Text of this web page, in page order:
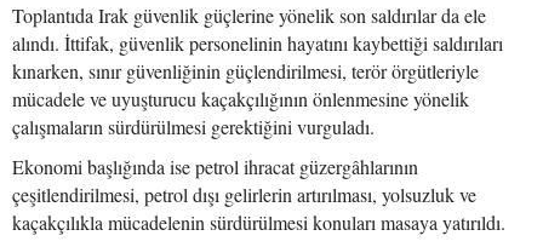
Toplantıda Irak güvenlik güçlerine yönelik son saldırılar da ele
alındı. İttifak, güvenlik personelinin hayatını kaybettiği saldırıları
kınarken, sınır güvenliğinin güçlendirilmesi, terör örgütleriyle
mücadele ve uyuşturucu kaçakçılığının önlenmesine yönelik
çalışmaların sürdürülmesi gerektiğini vurguladı.
Ekonomi başlığında ise petrol ihracat güzergâhlarının
çeşitlendirilmesi, petrol dışı gelirlerin artırılması, yolsuzluk ve
kaçakçılıkla mücadelenin sürdürülmesi konuları masaya yatırıldı.